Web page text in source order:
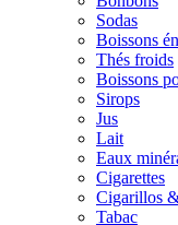
Sodas
Boissons
Thés froids
Boissons
Sirops
Jus
Lait
Eaux
Cigarettes
Cigarillos
Tabac